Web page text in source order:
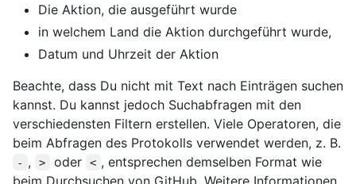
Die Aktion, die ausgeführt wurde
in welchem Land die Aktion durchgeführt wurde,
Datum und Uhrzeit der Aktion
Beachte, dass Du nicht mit Text nach Einträgen suchen
kannst. Du kannst jedoch Suchabfragen mit den
verschiedensten Filtern erstellen. Viele Operatoren, die
beim Abfragen des Protokolls verwendet werden, z. B.
- , > oder < , entsprechen demselben Format wie
beim Durchsuchen von GitHub. Weitere Informationen